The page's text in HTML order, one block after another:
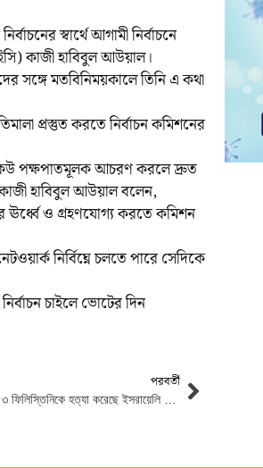
স্বার্থে আগামী নির্বাচনে
কাজী হাবিবুল আউয়াল।
সঙ্গে মতবিনিময়কালে তিনি এ কথা
প্রস্তুত করতে নির্বাচন কমিশনের
কেউ পক্ষপাতমূলক আচরণ করলে দ্রুত
কাজী হাবিবুল আউয়াল বলেন,
ঊর্ধ্বে ও গ্রহণযোগ্য করতে কমিশন
নির্বিঘ্নে চলতে পারে সেদিকে
চাইলে ভোটের দিন
পরবর্তী